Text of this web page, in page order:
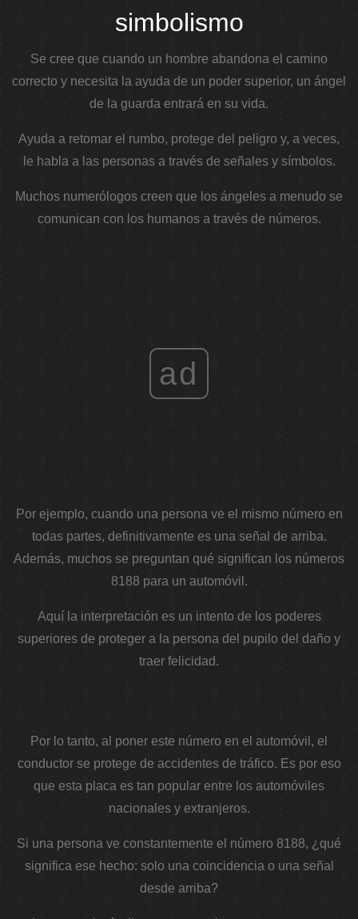
simbolismo
Se cree que cuando un hombre abandona el camino
correcto y necesita la ayuda de un poder superior, un ángel
de la guarda entrará en su vida.
Ayuda a retomar el rumbo, protege del peligro y, a veces,
le habla a las personas a través de señales y símbolos.
Muchos numerólogos creen que los ángeles a menudo se
comunican con los humanos a través de números.
ad
Por ejemplo, cuando una persona ve el mismo número en
todas partes, definitivamente es una señal de arriba.
Además, muchos se preguntan qué significan los números
8188 para un automóvil.
Aquí la interpretación es un intento de los poderes
superiores de proteger a la persona del pupilo del daño y
traer felicidad.
Por lo tanto, al poner este número en el automóvil, el
conductor se protege de accidentes de tráfico. Es por eso
que esta placa es tan popular entre los automóviles
nacionales y extranjeros.
Si una persona ve constantemente el número 8188, ¿qué
significa ese hecho: solo una coincidencia o una señal
desde arriba?